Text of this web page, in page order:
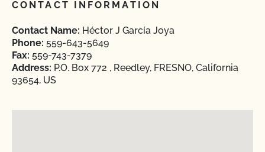
CONTACT INFORMATION
Contact Name: Héctor J García Joya
Phone: 559-643-5649
Fax: 559-743-7379
Address: P.O. Box 772 , Reedley, FRESNO, California
93654, US